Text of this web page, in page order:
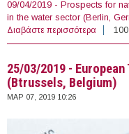
09/04/2019 - Prospects for
in the water sector (Berlin,
Διαβάστε περισσότερα για
25/03/2019 -
(Btrussels, Belgium)
ΜΑΡ 07, 2019 10:26